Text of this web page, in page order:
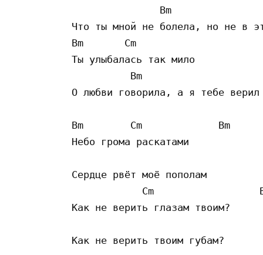
               Bm
Что ты мной не болела, но не в
Bm       Cm
Ты улыбалась так мило
          Bm
О любви говорила, а я тебе верил
Bm        Cm             Bm
Небо грома раскатами
Сердце рвёт моё пополам
Cm
Как не верить глазам твоим?
Как не верить твоим губам?